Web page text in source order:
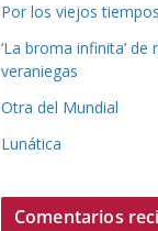
Por los viejos tiempos
‘La broma infinita’
veraniegas
Otra del Mundial
Lunática
Comentarios